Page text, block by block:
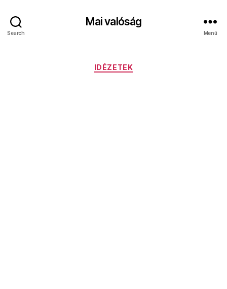
Search
Mai valóság
Menü
Kategóriák
IDÉZETEK